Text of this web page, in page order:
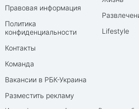
Правовая информация
Политика
конфиденциальности
Контакты
Команда
Вакансии в РБК-Украина
Разместить рекламу
Lifestyle